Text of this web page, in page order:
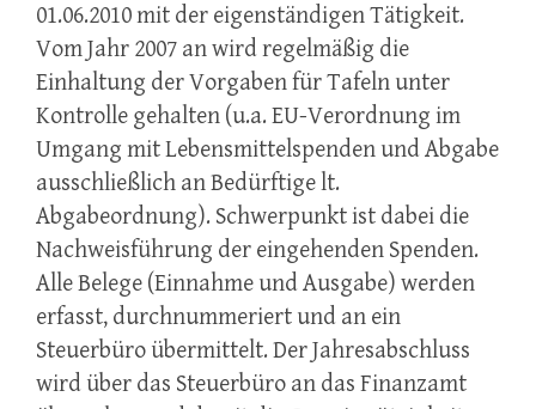
01.06.2010 mit der eigenständigen Tätigkeit.
Vom Jahr 2007 an wird regelmäßig die
Einhaltung der Vorgaben für Tafeln unter
Kontrolle gehalten (u.a. EU-Verordnung im
Umgang mit Lebensmittelspenden und Abgabe
ausschließlich an Bedürftige lt.
Abgabeordnung). Schwerpunkt ist dabei die
Nachweisführung der eingehenden Spenden.
Alle Belege (Einnahme und Ausgabe) werden
erfasst, durchnummeriert und an ein
Steuerbüro übermittelt. Der Jahresabschluss
wird über das Steuerbüro an das Finanzamt